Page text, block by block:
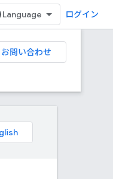
ログイン
お問い合わせ